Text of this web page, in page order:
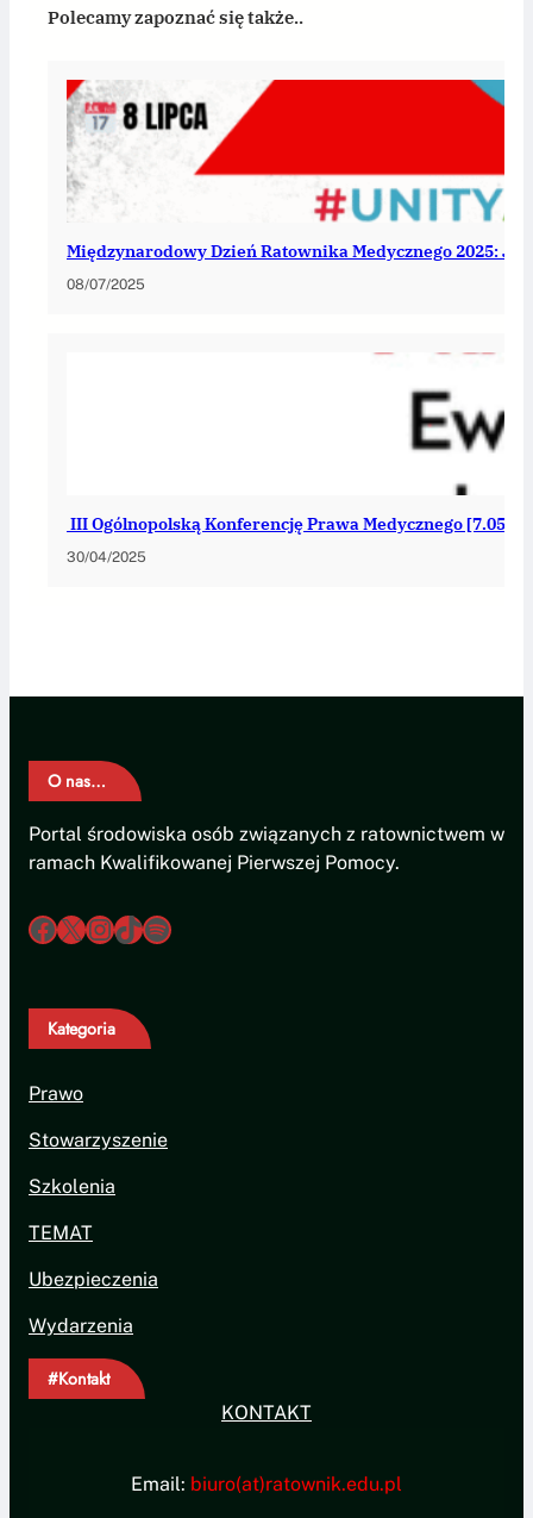
Polecamy zapoznać się także..
Międzynarodowy Dzień Ratownika Medycznego 2025:
08/07/2025
III Ogólnopolską Konferencję Prawa Medycznego [7.05,
30/04/2025
O nas…
Portal środowiska osób związanych z ratownictwem w
ramach Kwalifikowanej Pierwszej Pomocy.
/ratownikkpp X InstagramTikTok Spotify
Kategoria
Prawo
Stowarzyszenie
Szkolenia
TEMAT
Ubezpieczenia
Wydarzenia
#Kontakt
KONTAKT
Email: biuro(at)ratownik.edu.pl